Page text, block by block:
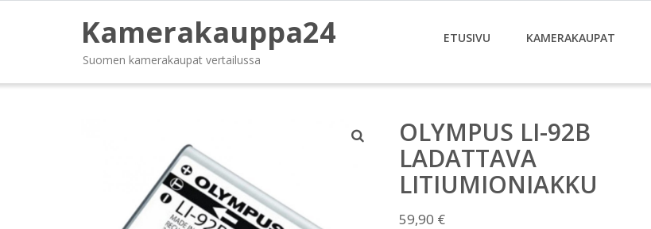
Kamerakauppa24
Suomen kamerakaupat vertailussa
ETUSIVU KAMERAKAUPAT
OLYMPUS LI-92B
LADATTAVA
LITIUMIONIAKKU
59,90 €